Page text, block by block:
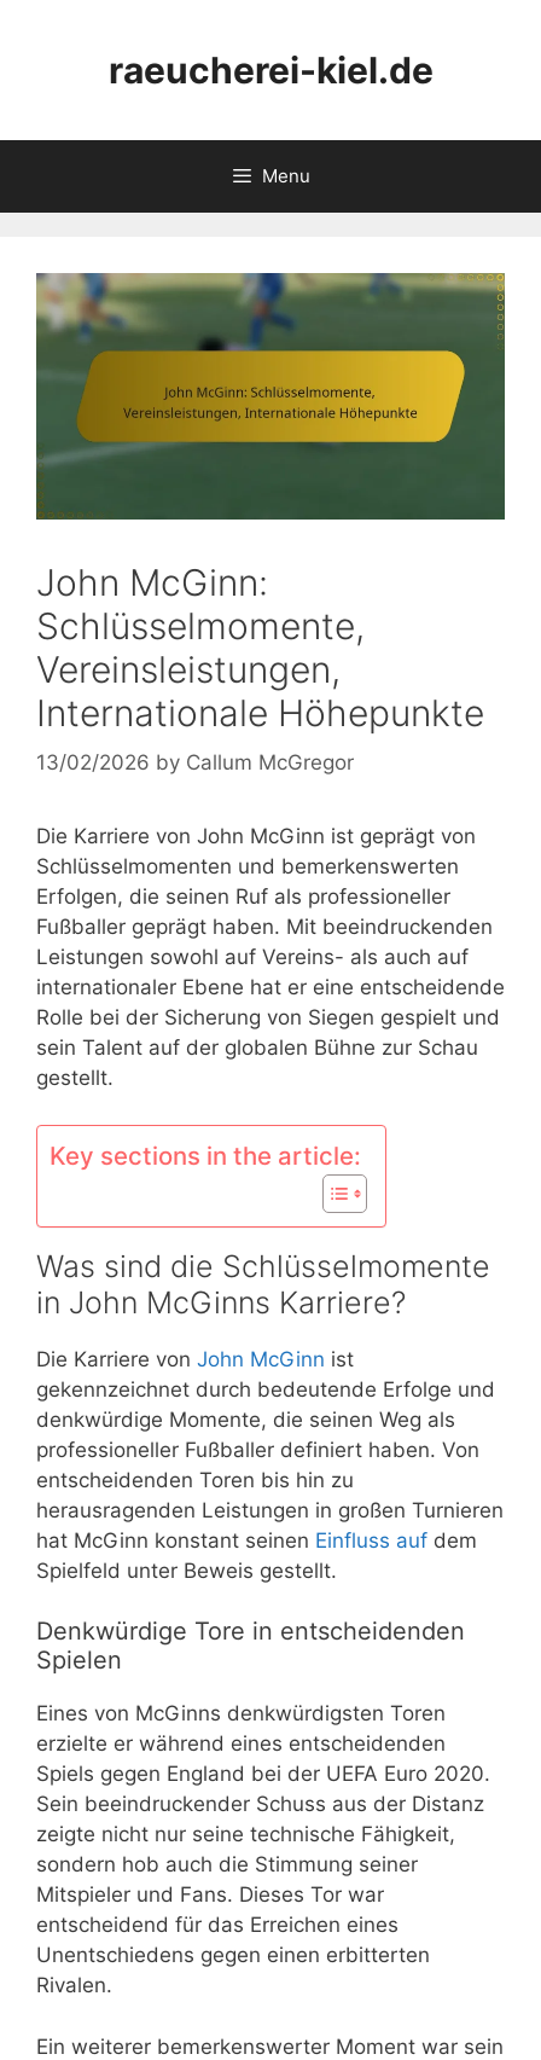
raeucherei-kiel.de
Menu
John McGinn:
Schlüsselmomente,
Vereinsleistungen,
Internationale Höhepunkte
13/02/2026 by Callum McGregor
Die Karriere von John McGinn ist geprägt von
Schlüsselmomenten und bemerkenswerten
Erfolgen, die seinen Ruf als professioneller
Fußballer geprägt haben. Mit beeindruckenden
Leistungen sowohl auf Vereins- als auch auf
internationaler Ebene hat er eine entscheidende
Rolle bei der Sicherung von Siegen gespielt und
sein Talent auf der globalen Bühne zur Schau
gestellt.
Key sections in the article:
Was sind die Schlüsselmomente
in John McGinns Karriere?
Die Karriere von John McGinn ist
gekennzeichnet durch bedeutende Erfolge und
denkwürdige Momente, die seinen Weg als
professioneller Fußballer definiert haben. Von
entscheidenden Toren bis hin zu
herausragenden Leistungen in großen Turnieren
hat McGinn konstant seinen Einfluss auf dem
Spielfeld unter Beweis gestellt.
Denkwürdige Tore in entscheidenden
Spielen
Eines von McGinns denkwürdigsten Toren
erzielte er während eines entscheidenden
Spiels gegen England bei der UEFA Euro 2020.
Sein beeindruckender Schuss aus der Distanz
zeigte nicht nur seine technische Fähigkeit,
sondern hob auch die Stimmung seiner
Mitspieler und Fans. Dieses Tor war
entscheidend für das Erreichen eines
Unentschiedens gegen einen erbitterten
Rivalen.
Ein weiterer bemerkenswerter Moment war sein